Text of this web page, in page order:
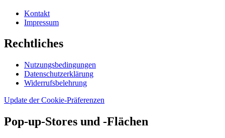
Kontakt
Impressum
Rechtliches
Nutzungsbedingungen
Datenschutzerklärung
Widerrufsbelehrung
Update der Cookie-Präferenzen
Pop-up-Stores und -Flächen